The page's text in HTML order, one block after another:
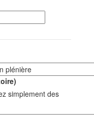
simplement des